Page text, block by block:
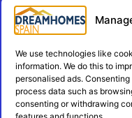
We use technologies like
information. We do this to
personalised ads.
process data such as
consenting or withdrawing
Contact
Admin Login
SUIVEZ-NOUS